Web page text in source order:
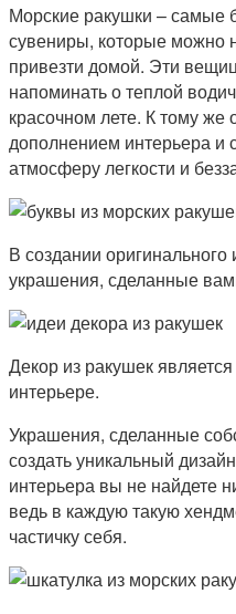
Морские ракушки –
сувениры, которые можно
привезти домой. Эти
напоминать о теплой
красочном лете. К тому
дополнением интерьера и
атмосферу легкости и
В создании
украшения, сделанные
Декор из ракушек
интерьере.
Украшения, сделанные
создать уникальный
интерьера вы не найдете
ведь в каждую такую
частичку себя.